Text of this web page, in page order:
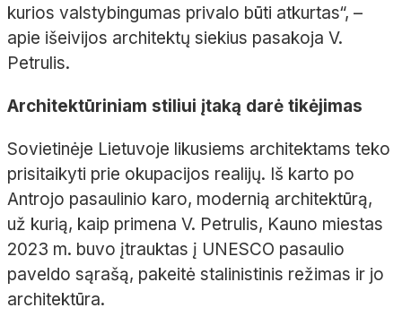
kurios valstybingumas privalo būti atkurtas“, –
apie išeivijos architektų siekius pasakoja V.
Petrulis.
Architektūriniam stiliui įtaką darė tikėjimas
Sovietinėje Lietuvoje likusiems architektams teko
prisitaikyti prie okupacijos realijų. Iš karto po
Antrojo pasaulinio karo, modernią architektūrą,
už kurią, kaip primena V. Petrulis, Kauno miestas
2023 m. buvo įtrauktas į UNESCO pasaulio
paveldo sąrašą, pakeitė stalinistinis režimas ir jo
architektūra.